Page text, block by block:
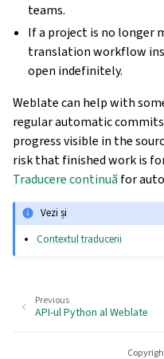
teams.
If a project is no longer
translation workflow
open indefinitely.
Weblate can help with
regular automatic
progress visible in the
risk that finished work is
Traducere continuă for
Vezi și
Contextul traducerii
Previous
API-ul Python al Weblate